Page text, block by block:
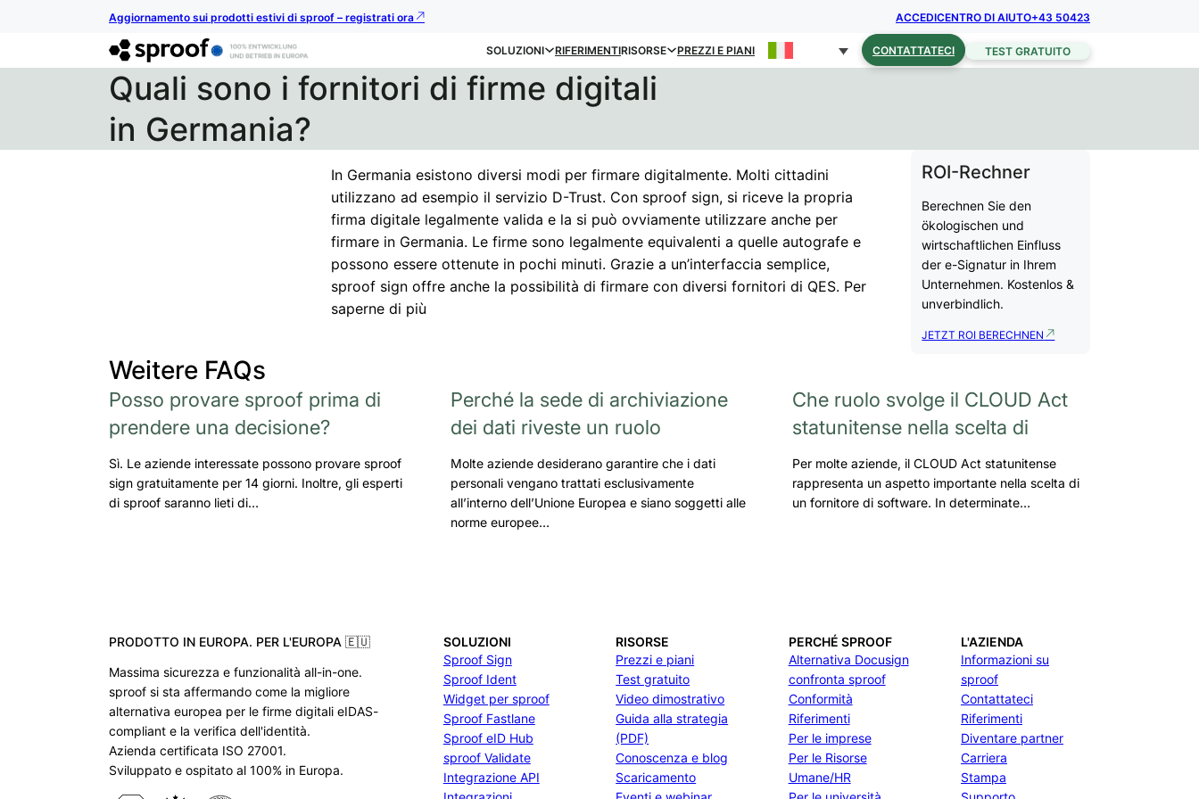
Aggiornamento sui prodotti estivi di sproof – registrati ora ACCEDICENTRO DI AIUTO+43 50423
SOLUZIONI RIFERIMENTIRISORSE PREZZI E PIANI CONTATTATECI TEST GRATUITO
Quali sono i fornitori di firme digitali
in Germania?
In Germania esistono diversi modi per firmare digitalmente. Molti cittadini
utilizzano ad esempio il servizio D-Trust. Con sproof sign, si riceve la propria
firma digitale legalmente valida e la si può ovviamente utilizzare anche per
firmare in Germania. Le firme sono legalmente equivalenti a quelle autografe e
possono essere ottenute in pochi minuti. Grazie a un’interfaccia semplice,
sproof sign offre anche la possibilità di firmare con diversi fornitori di QES. Per
saperne di più
ROI-Rechner
Berechnen Sie den
ökologischen und
wirtschaftlichen Einfluss
der e-Signatur in Ihrem
Unternehmen. Kostenlos &
unverbindlich.
JETZT ROI BERECHNEN
Weitere FAQs
Posso provare sproof prima di
prendere una decisione?
Sì. Le aziende interessate possono provare sproof
sign gratuitamente per 14 giorni. Inoltre, gli esperti
di sproof saranno lieti di…
Perché la sede di archiviazione
dei dati riveste un ruolo
Molte aziende desiderano garantire che i dati
personali vengano trattati esclusivamente
all’interno dell’Unione Europea e siano soggetti alle
norme europee…
Che ruolo svolge il CLOUD Act
statunitense nella scelta di
Per molte aziende, il CLOUD Act statunitense
rappresenta un aspetto importante nella scelta di
un fornitore di software. In determinate…
PRODOTTO IN EUROPA. PER L'EUROPA 🇪🇺
Massima sicurezza e funzionalità all-in-one.
sproof si sta affermando come la migliore
alternativa europea per le firme digitali eIDAS-
compliant e la verifica dell'identità.
Azienda certificata ISO 27001.
Sviluppato e ospitato al 100% in Europa.
SOLUZIONI
Sproof Sign
Sproof Ident
Widget per sproof
Sproof Fastlane
Sproof eID Hub
sproof Validate
Integrazione API
RISORSE
Prezzi e piani
Test gratuito
Video dimostrativo
Guida alla strategia
(PDF)
Conoscenza e blog
Scaricamento
PERCHÉ SPROOF
Alternativa Docusign
confronta sproof
Conformità
Riferimenti
Per le imprese
Per le Risorse
Umane/HR
L'AZIENDA
Informazioni su
sproof
Contattateci
Riferimenti
Diventare partner
Carriera
Stampa